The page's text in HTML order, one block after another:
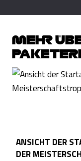
MEHR
ANSICHT DER
DER